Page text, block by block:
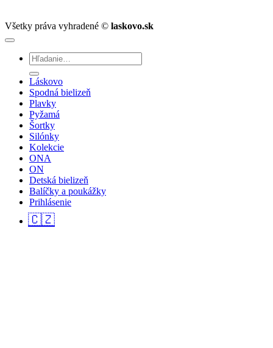
Všetky práva vyhradené © laskovo.sk
Hľadať:
Láskovo
Spodná bielizeň
Plavky
Pyžamá
Šortky
Silónky
Kolekcie
ONA
ON
Detská bielizeň
Balíčky a poukážky
Prihlásenie
🇨🇿